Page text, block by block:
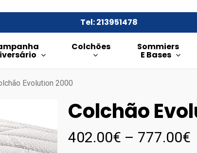
Tel: 213951478
Colchões Sommiers
E Bases
Evolution 2000
Colchão
402.00€ – 777.00€